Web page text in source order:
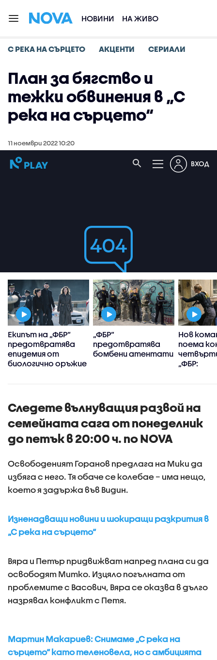
НОВИНИ НА ЖИВО
С РЕКА НА СЪРЦЕТО АКЦЕНТИ СЕРИАЛИ
План за бягство и
тежки обвинения в „С
река на сърцето“
11 ноември 2022 10:20
Екипът на „ФБР“
предотвратява
епидемия от
биологично оръжие
„ФБР“
предотвратява
бомбени атентати
Нов
поема
„ФБР:
Следете вълнуващия развой на
семейната сага от понеделник
до петък в 20:00 ч. по NOVA
Освободеният Горанов предлага на Мики да
избяга с него. Тя обаче се колебае – има нещо,
което я задържа във Видин.
Изненадващи новини и шокиращи разкрития в
„С река на сърцето“
Вяра и Петър придвижват напред плана си да
освободят Митко. Изцяло погълната от
проблемите с Васович, Вяра се оказва в дълго
назрявал конфликт с Петя.
Мартин Макариев: Снимаме „С река на
сърцето“ като теленовела, но с амбицията